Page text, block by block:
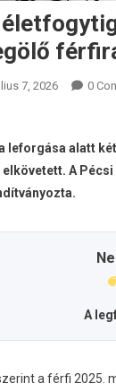
7, 2026 0
leforgása alatt
elkövetett. A
A
a férfi 2025.